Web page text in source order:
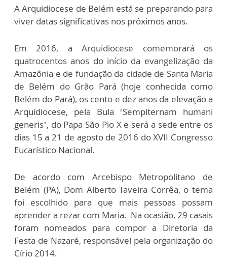
A Arquidiocese de Belém está se preparando para
viver datas significativas nos próximos anos.
Em 2016, a Arquidiocese comemorará os
quatrocentos anos do início da evangelização da
Amazônia e de fundação da cidade de Santa Maria
de Belém do Grão Pará (hoje conhecida como
Belém do Pará), os cento e dez anos da elevação a
Arquidiocese, pela Bula ‘Sempiternam humani
generis’, do Papa São Pio X e será a sede entre os
dias 15 a 21 de agosto de 2016 do XVII Congresso
Eucarístico Nacional.
De acordo com Arcebispo Metropolitano de
Belém (PA), Dom Alberto Taveira Corrêa, o tema
foi escolhido para que mais pessoas possam
aprender a rezar com Maria. Na ocasião, 29 casais
foram nomeados para compor a Diretoria da
Festa de Nazaré, responsável pela organização do
Círio 2014.